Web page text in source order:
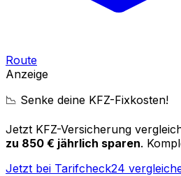
Route
Anzeige
📉 Senke deine KFZ-Fixkosten!
Jetzt KFZ-Versicherung
zu 850 € jährlich sparen.
Jetzt bei Tarifcheck24